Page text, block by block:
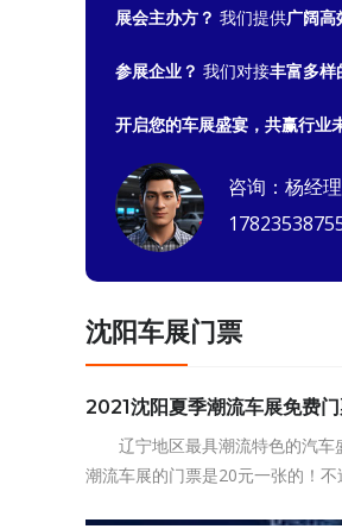
展会主办方？ 我们提供广阔高
参展企业？ 我们对接丰富多样
开启您的车展盛宴，共赢行业
咨询：杨经理
沈阳车展门票
2021沈阳夏季潮流车展免费
辽宁地区最具潮流特色的汽
潮流车展的门票是20元一张的！